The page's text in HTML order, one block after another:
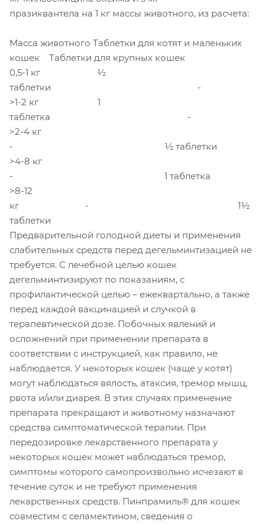
празиквантела на 1 кг массы животного, из расчета:
Масса животного Таблетки для котят и маленьких
кошек Таблетки для крупных кошек
0,5-1 кг ½
таблетки -
>1-2 кг 1
таблетка -
>2-4 кг
- ½ таблетки
>4-8 кг
- 1 таблетка
>8-12
кг - 1½
таблетки
Предварительной голодной диеты и применения
слабительных средств перед дегельминтизацией не
требуется. С лечебной целью кошек
дегельминтизируют по показаниям, с
профилактической целью – ежеквартально, а также
перед каждой вакцинацией и случкой в
терапевтической дозе. Побочных явлений и
осложнений при применении препарата в
соответствии с инструкцией, как правило, не
наблюдается. У некоторых кошек (чаще у котят)
могут наблюдаться вялость, атаксия, тремор мышц,
рвота и/или диарея. В этих случаях применение
препарата прекращают и животному назначают
средства симптоматической терапии. При
передозировке лекарственного препарата у
некоторых кошек может наблюдаться тремор,
симптомы которого самопроизвольно исчезают в
течение суток и не требуют применения
лекарственных средств. Пинпрамиль® для кошек
совместим с селамектином, сведения о